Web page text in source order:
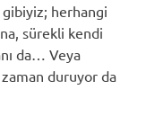
gibiyiz; herhangi
sürekli kendi
da… Veya
duruyor da